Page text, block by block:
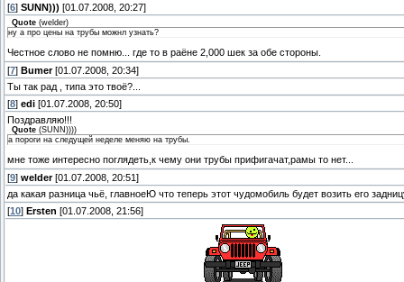
[6] SUNN))) [01.07.2008, 20:27]
Quote (welder)
ну а про цены на трубы можнл узнать?
Честное слово не помню... где то в раёне 2,000 шек за обе стороны.
[7] Bumer[01.07.2008, 20:34]
Ты так рад , типа это твоё?...
[8] edi [01.07.2008, 20:50]
Поздравляю!!!
Quote (SUNN))))
а пороги на следущей неделе меняю на трубы.
мне тоже интересно поглядеть,к чему они трубы прифигачат,рамы то нет...
[9] welder[01.07.2008, 20:51]
да какая разница чьё, главноеЮ что теперь этот чудомобиль будет возить его
[10] Ersten [01.07.2008, 21:56]